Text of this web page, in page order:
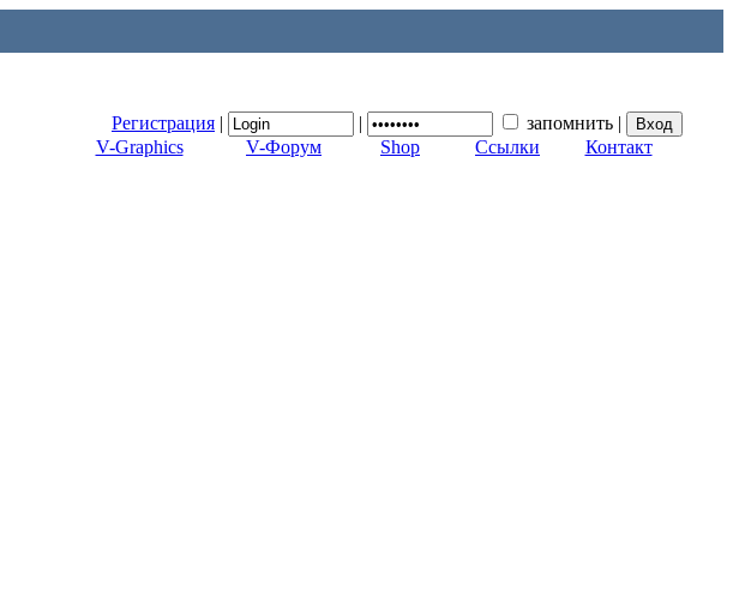
Регистрация | | запомнить |
V-Graphics
V-Форум Shop Ссылки Контакт